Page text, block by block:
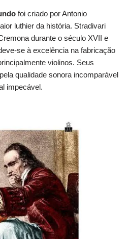
foi criado por Antonio
luthier da história. Stradivari
durante o século XVII e
se à excelência na fabricação
violinos. Seus
qualidade sonora incomparável
impecável.